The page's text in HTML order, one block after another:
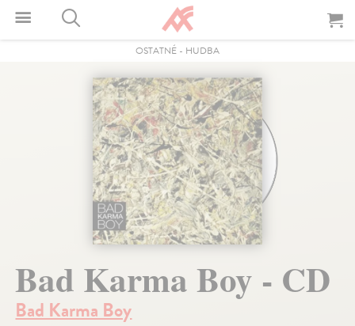
OSTATNÉ - HUDBA
Bad Karma Boy - CD
Bad Karma Boy